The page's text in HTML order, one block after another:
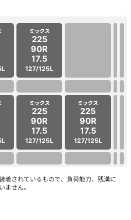
ミックス
225
90R
17.5
127/125L
ミックス
225
90R
17.5
127/125L
ミックス
225
90R
17.5
127/125L
着されているもので、負荷能力、残溝に
ません。